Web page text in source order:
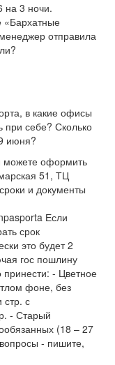
на 3 ночи.
«Бархатные
отправила
в какие офисы
при себе? Сколько
июня?
оформить
51, ТЦ
и документы
Если
срок
это будет 2
гос пошлину
- Цветное
фоне, без
стр. с
- Старый
(18 – 27
- пишите,